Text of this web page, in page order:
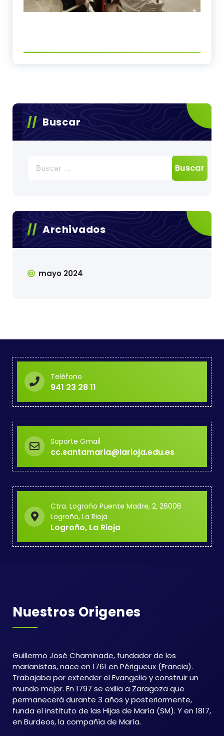
Buscar
Archivados
mayo 2024
Teléfono
941 23 28 11
Soporte Gmail
cc.santamaria@larioja.edu.es
Ctra. Logroño Puente Madre, 2, 26006
Logroño, La Rioja
Logroño, La Rioja
Nuestros Origenes
Guillermo José Chaminade, fundador de los
marianistas, nace en 1761 en Périgueux (Francia).
Trabajaba por extender el Evangelio y construir un
mundo mejor. En 1797 se exilia a Zaragoza que
permanecerá durante 3 años y posteriormente,
funda el instituto de las Hijas de María (SM). Y en 1817,
en Burdeos, la compañía de María.